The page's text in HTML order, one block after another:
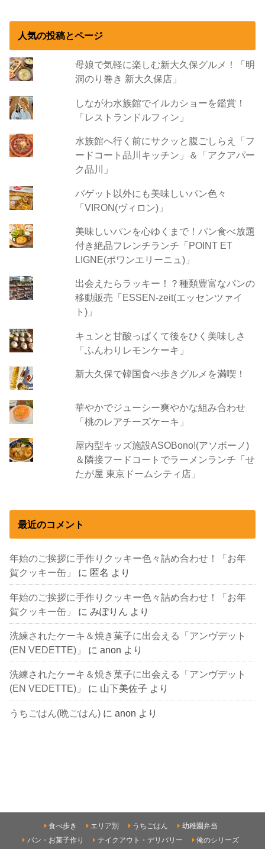
人気の投稿とページ
母娘で気軽に楽しむ新大久保グルメ！「明
洞のり巻き 新大久保店」
しながわ水族館でイルカショーを鑑賞！
「レストランドルフィン」
水族館へ行く前にサクッと腹ごしらえ「フ
ードコート品川キッチン」＆「アクアパー
ク品川」
バゲット以外にも美味しいパン色々
「VIRON(ヴィロン)」
美味しいパンを心ゆくまで！パン食べ放題
付き絶品フレンチランチ「POINT ET
LIGNE(ポワンエリーニュ)」
出会えたらラッキー！？種類豊富なパンの
移動販売「ESSEN-zeit(エッセンツァイ
ト)」
キュンと甘酸っぱくて後をひく美味しさ
「ふんわりレモンケーキ」
新大久保で韓国食べ歩きグルメを満喫！
華やかでジューシー爽やかな組み合わせ
「桃のレアチーズケーキ」
屋内型キッズ施設ASOBono!(アソボーノ)
＆隣接フードコートでラーメンランチ「せ
たが屋 東京ドームシティ店」
最近のコメント
年始のご挨拶に手作りクッキー色々詰め合わせ！「お年
賀クッキー缶」
に 匿名 より
年始のご挨拶に手作りクッキー色々詰め合わせ！「お年
賀クッキー缶」
に みぽりん より
洗練されたケーキ＆焼き菓子に出会える「アンヴデット
(EN VEDETTE)」
にanon より
洗練されたケーキ＆焼き菓子に出会える「アンヴデット
(EN VEDETTE)」
に 山下美佐子 より
うちごはん(晩ごはん) にanon より
食べ歩き エリア別 うちごはん
幼稚園弁当
パン・お菓子作り
テイクアウト・デリバリー 俺のシリーズ